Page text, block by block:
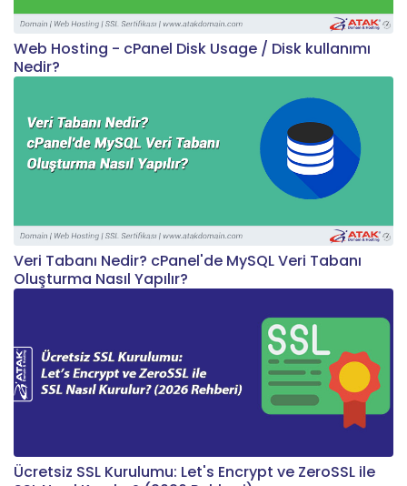
Web Hosting - cPanel Disk Usage / Disk kullanımı
Nedir?
Veri Tabanı Nedir? cPanel'de MySQL Veri Tabanı
Oluşturma Nasıl Yapılır?
Ücretsiz SSL Kurulumu: Let's Encrypt ve ZeroSSL ile